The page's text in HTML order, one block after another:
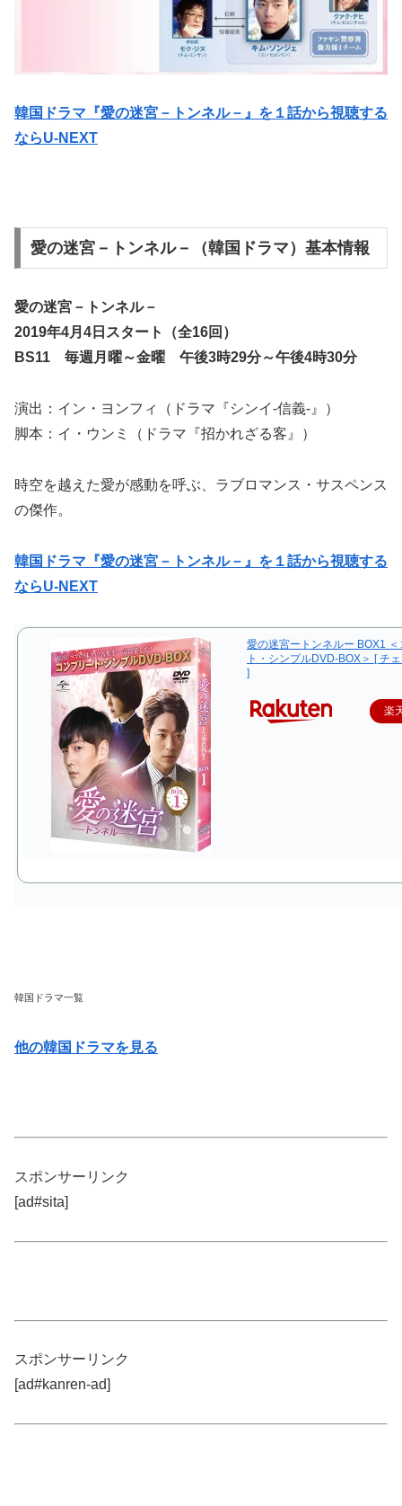
韓国ドラマ『愛の迷宮－トンネル－』を１話から視聴する
ならU-NEXT
愛の迷宮－トンネル－（韓国ドラマ）基本情報
愛の迷宮－トンネル－
2019年4月4日スタート（全16回）
BS11 毎週月曜～金曜 午後3時29分～午後4時30分
演出：イン・ヨンフィ（ドラマ『シンイ-信義-』）
脚本：イ・ウンミ（ドラマ『招かれざる客』）
時空を越えた愛が感動を呼ぶ、ラブロマンス・サスペンス
の傑作。
韓国ドラマ『愛の迷宮－トンネル－』を１話から視聴する
ならU-NEXT
愛の迷宮ートンネルー BOX1
ト・シンプルDVD-BOX＞ [ チ
]
楽
韓国ドラマ一覧
他の韓国ドラマを見る
スポンサーリンク
[ad#sita]
スポンサーリンク
[ad#kanren-ad]